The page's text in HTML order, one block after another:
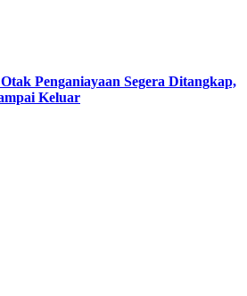
Penganiayaan Segera Ditangkap,
Keluar